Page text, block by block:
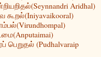
Aridhal)
கூறல்(Iniyavaikooral)
பெறுதல் (Pudhalvaraip